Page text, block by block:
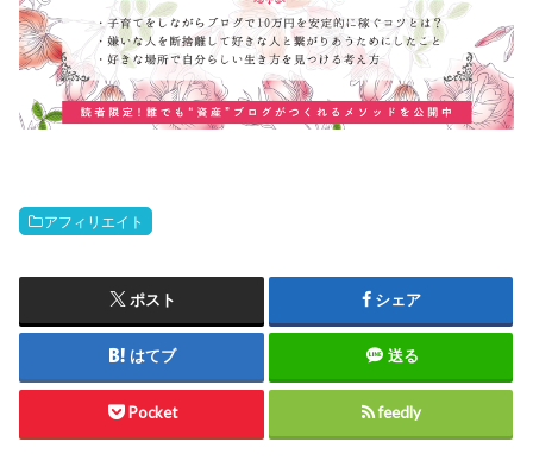
アフィリエイト
ポスト シェア
はてブ 送る
Pocket feedly